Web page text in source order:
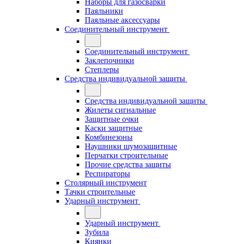
Наборы для газосварки
Паяльники
Паяльные аксессуары
Соединительный инструмент
Соединительный инструмент
Заклепочники
Степлеры
Средства индивидуальной защиты
Средства индивидуальной защиты
Жилеты сигнальные
Защитные очки
Каски защитные
Комбинезоны
Наушники шумозащитные
Перчатки строительные
Прочие средства защиты
Респираторы
Столярный инструмент
Тачки строительные
Ударный инструмент
Ударный инструмент
Зубила
Киянки